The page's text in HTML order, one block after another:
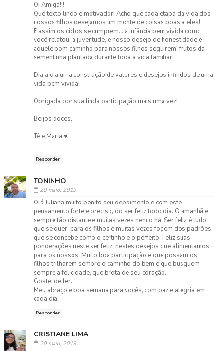
Oi Amiga!!!
Que texto lindo e motivador! Acho que cada etapa da vida dos
nossos filhos desejamos um monte de coisas boas a eles!
E assim os ciclos se cumprem... a infância bem vivida como
você relatou, a juventude, e nosso desejo de honestidade e
aquele bom caminho para nossos filhos seguirem, frutos da
sementinha plantada durante toda a vida familiar!
Dia a dia uma construção de valores e desejos infindos de uma
vida bem vivida!
Obrigada por sua linda participação mais uma vez!
Beijos doces,
Tê e Maria ♥
Responder
TONINHO
20 maio, 2019
Olá Juliana muito bonito seu depoimento e com este
pensamento forte e preciso, do ser feliz todo dia. O amanhã é
sempre tão distante e muitas vezes nem o há. Ser feliz é tudo
que se quer, para os filhos e muitas vezes fogem dos padrões
que se concebe como o certinho e o perfeito. Feliz suas
ponderações neste ser feliz, nestes desejos que alimentamos
para os nossos. Muito boa participação e que possam os
filhos trilharem sempre o caminho do bem e que busquem
sempre a felicidade, que brota de seu coração.
Gostei de ler.
Meu abraço e boa semana para vocês, com paz e alegria em
cada dia.
Responder
CRISTIANE LIMA
20 maio, 2019